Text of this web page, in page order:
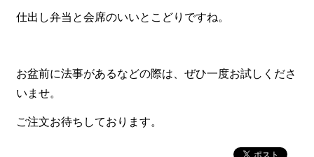
お食い初め・お子様膳
ランキング
お知らせ
スタッフブログ
仕出し弁当と会席のいいとこどりですね。
お盆前に法事があるなどの際は、ぜひ一度お試しくださ
いませ。
ご注文お待ちしております。